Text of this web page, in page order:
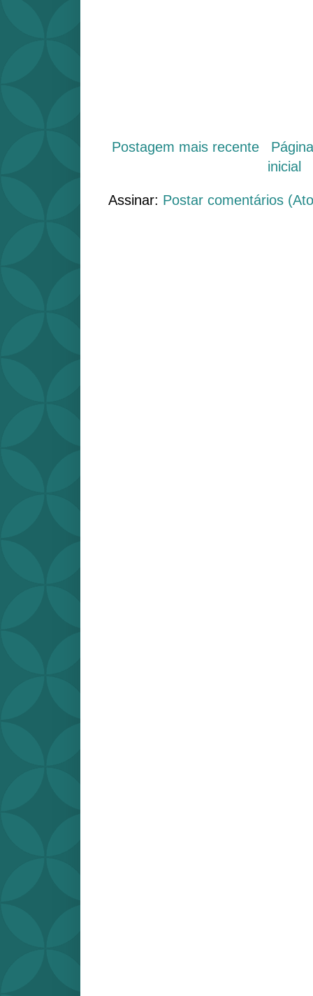
Postagem mais recente
inicial
Assinar: Postar comentários